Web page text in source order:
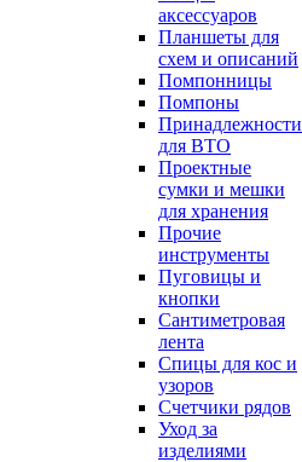
аксессуаров
Планшеты для
схем и описаний
Помпонницы
Помпоны
Принадлежности
для ВТО
Проектные
сумки и мешки
для хранения
Прочие
инструменты
Пуговицы и
кнопки
Сантиметровая
лента
Спицы для кос и
узоров
Счетчики рядов
Уход за
изделиями